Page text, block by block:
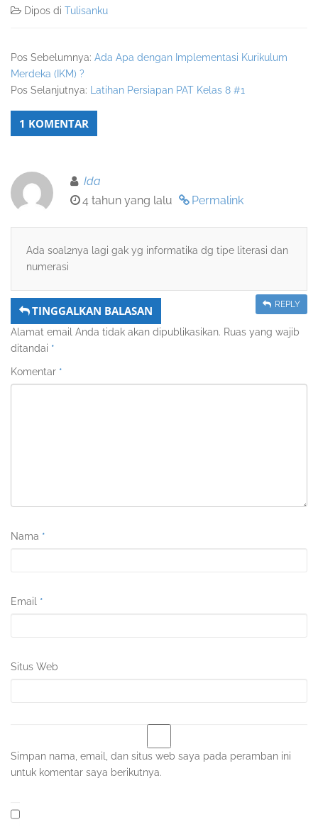
Dipos di Tulisanku
Pos Sebelumnya: Ada Apa dengan Implementasi Kurikulum
Merdeka (IKM) ?
Pos Selanjutnya: Latihan Persiapan PAT Kelas 8 #1
1 KOMENTAR
Ida
4 tahun yang lalu
Permalink
Ada soal2nya lagi gak yg informatika dg tipe literasi dan
numerasi
REPLY
TINGGALKAN BALASAN
Alamat email Anda tidak akan dipublikasikan. Ruas yang wajib
ditandai *
Komentar *
Nama *
Email *
Situs Web
Simpan nama, email, dan situs web saya pada peramban ini
untuk komentar saya berikutnya.